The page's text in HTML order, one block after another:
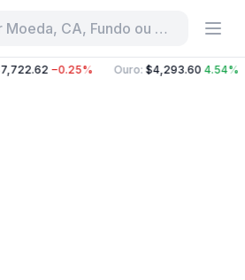
Moeda, CA, Fundo ou Categoria
−0.25% Ouro: $4,293.60 4.54%